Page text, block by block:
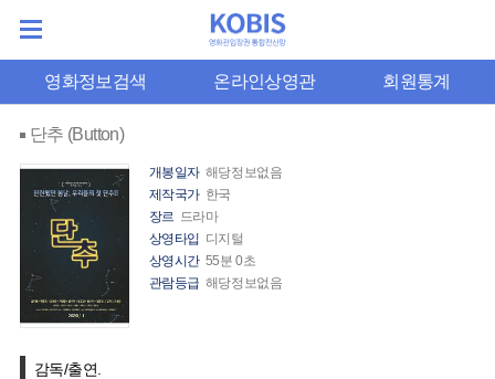
영화정보검색 온라인상영관 회원통계
단추 (Button)
개봉일자 해당정보없음
제작국가 한국
장르 드라마
상영타입 디지털
상영시간 55분 0초
관람등급 해당정보없음
감독/출연.